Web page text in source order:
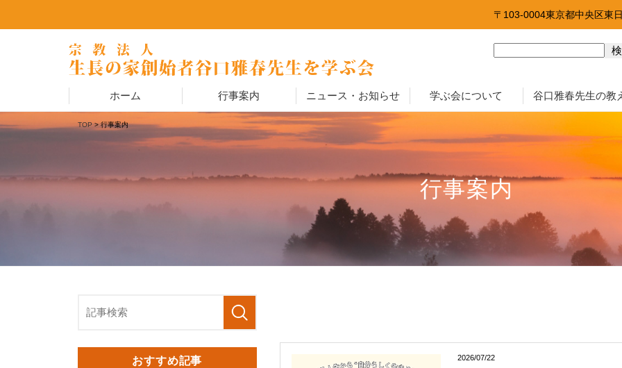
〒103-0004東京都中央区東
ホーム 行事案内 ニュース・お知らせ 学ぶ会について 谷口雅春先生の教
TOP> 行事案内
行事案内
2026/07/22
おすすめ記事